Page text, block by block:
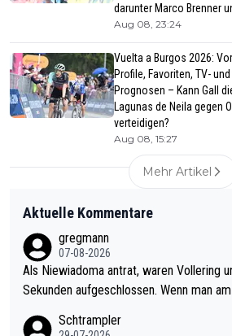
darunter Marco Brenner
Aug 08, 23:24
Vuelta a Burgos 2026:
Profile, Favoriten, TV-
Prognosen – Kann Gall
Lagunas de Neila gegen
verteidigen?
Aug 08, 15:27
Mehr Artikel
Aktuelle Kommentare
gregmann
07-08-2026
Als Niewiadoma antrat, waren Vollering
Sekunden aufgeschlossen. Wenn man
ering die 7 Sekunden zu Niewiadoma
Schtrampler